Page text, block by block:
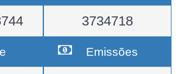
3734718
Emissões